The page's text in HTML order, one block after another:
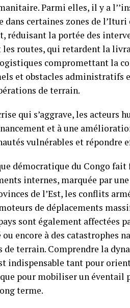
Parmi elles, il y a
certaines zones de
réduisant la portée des
routes, qui retardent la
compromettant la
et obstacles administratifs
de terrain.
qui s’aggrave, les
et à une
vulnérables et répondre
démocratique du Congo
internes, marquée par
de l’Est, les conflits
de déplacements
sont également affectées
encore à des catastrophes
de terrain. Comprendre la
indispensable tant pour
pour mobiliser un éventail
terme.